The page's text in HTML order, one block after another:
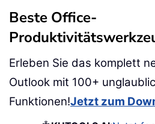
Beste Office-
Erleben Sie das komplett
Outlook mit 100+
Funktionen!Jetzt zum